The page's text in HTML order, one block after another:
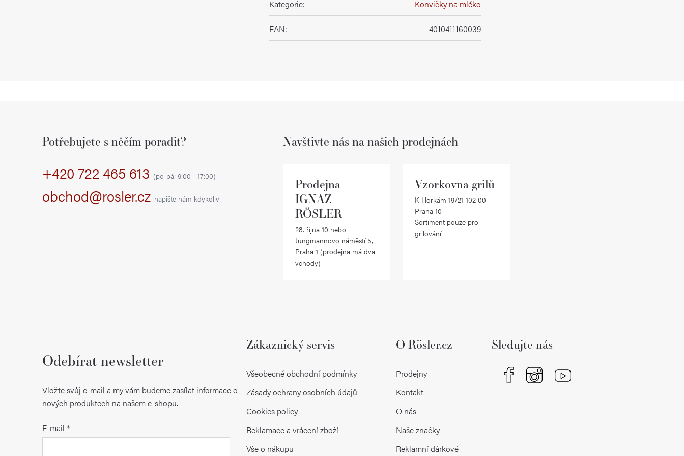
Kategorie: Konvičky na mléko
EAN: 4010411160039
Potřebujete s něčím poradit?
+420 722 465 613 (po-pá: 9:00 - 17:00)
obchod@rosler.cz napište nám kdykoliv
Navštivte nás na našich prodejnách
Prodejna
IGNAZ
RÖSLER
28. října 10 nebo
Jungmannovo náměstí 5,
Praha 1 (prodejna má dva
vchody)
Vzorkovna grilů
K Horkám 19/21 102 00
Praha 10
Sortiment pouze pro
grilování
Odebírat newsletter
Vložte svůj e-mail a my vám budeme zasílat informace o
nových produktech na našem e-shopu.
E-mail
Zákaznický servis
Všeobecné obchodní podmínky
Zásady ochrany osobních údajů
Cookies policy
Reklamace a vrácení zboží
Vše o nákupu
O Rösler.cz
Prodejny
Kontakt
O nás
Naše značky
Reklamní dárkové
Sledujte nás